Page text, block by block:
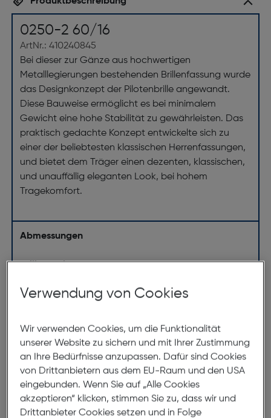
0250-2 60/16
ArtNr.: 410240845
Bei dieser zur Gänze aus hochwertigen
Metalllegierungen bestehenden Brillenfassung wurde
das Designkonzept der Pilotenbrille angewandt.
Diese Bauweise ermöglicht es bei minimalem
Gewicht eine hohe Stabilität zu gewährleisten. Das
praktisch gedachte Konzept entwickelte sich zu
einer der beliebtesten klassischen Herrenfassungen,
und bietet dem Träger einen dezenten, klassischen,
und unauffällig eleganten Look, bei hohem
Tragekomfort.
Abmessungen
Brillenbreite:148mm
Steg:
60mm
Bügellänge:
140mm
(individuell ausrichtbar)
148mm
Verwendung von Cookies
Wir verwenden Cookies, um die Funktionalität
unserer Website zu sichern und mit Ihrer Zustimmung
an Ihre Bedürfnisse anzupassen. Dafür sind Cookies
von Drittanbietern aus dem EU-Raum und den USA
eingebunden. Wenn Sie auf „Alle Cookies
akzeptieren“ klicken, stimmen Sie zu, dass wir und
Drittanbieter Cookies setzen und in Folge